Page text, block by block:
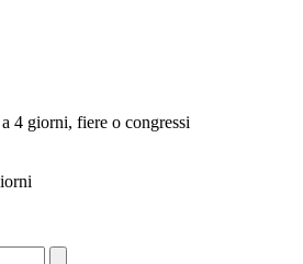
4 giorni, fiere o congressi